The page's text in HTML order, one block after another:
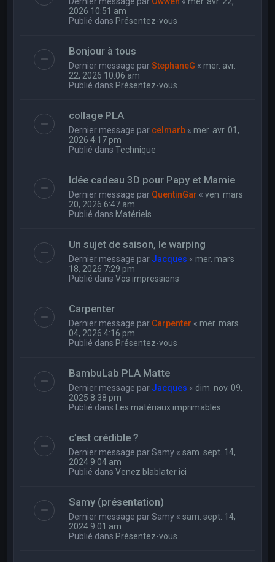
2026 10:51 am
Publié dans Présentez-vous
Bonjour à tous
Dernier message parStephaneG « mer. avr.
22, 2026 10:06 am
Publié dans Présentez-vous
collage PLA
Dernier message par celmarb « mer. avr. 01,
2026 4:17 pm
Publié dansTechnique
Idée cadeau 3D pour Papy et Mamie
Dernier message par QuentinGar «ven. mars
20, 2026 6:47 am
Publié dans Matériels
Un sujet de saison, le warping
Dernier message par Jacques « mer. mars
18, 2026 7:29 pm
Publié dansVos impressions
Carpenter
Dernier message par Carpenter « mer. mars
04, 2026 4:16 pm
Publié dans Présentez-vous
BambuLab PLA Matte
Dernier message par Jacques « dim. nov. 09,
2025 8:38 pm
Publié dans Les matériaux imprimables
c’est crédible ?
Dernier message parSamy «sam. sept. 14,
2024 9:04 am
Publié dansVenez blablater ici
Samy (présentation)
Dernier message parSamy «sam. sept. 14,
2024 9:01 am
Publié dans Présentez-vous